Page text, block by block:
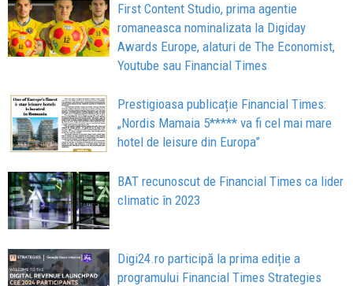
First Content Studio, prima agentie
romaneasca nominalizata la Digiday
Awards Europe, alaturi de The Economist,
Youtube sau Financial Times
Prestigioasa publicație Financial Times:
„Nordis Mamaia 5***** va fi cel mai mare
hotel de leisure din Europa”
BAT recunoscut de Financial Times ca lider
climatic în 2023
Digi24.ro participă la prima ediție a
programului Financial Times Strategies